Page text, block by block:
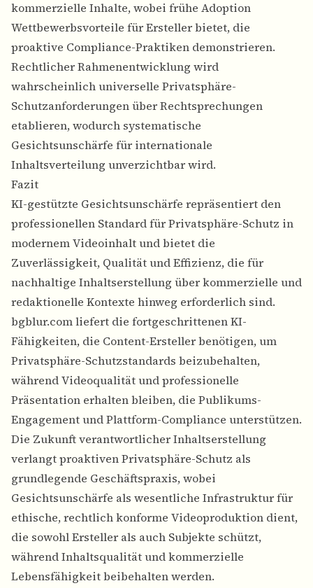
kommerzielle Inhalte, wobei frühe Adoption
Wettbewerbsvorteile für Ersteller bietet, die
proaktive Compliance-Praktiken demonstrieren.
Rechtlicher Rahmenentwicklung wird
wahrscheinlich universelle Privatsphäre-
Schutzanforderungen über Rechtsprechungen
etablieren, wodurch systematische
Gesichtsunschärfe für internationale
Inhaltsverteilung unverzichtbar wird.
Fazit
KI-gestützte Gesichtsunschärfe repräsentiert den
professionellen Standard für Privatsphäre-Schutz in
modernem Videoinhalt und bietet die
Zuverlässigkeit, Qualität und Effizienz, die für
nachhaltige Inhaltserstellung über kommerzielle und
redaktionelle Kontexte hinweg erforderlich sind.
bgblur.com liefert die fortgeschrittenen KI-
Fähigkeiten, die Content-Ersteller benötigen, um
Privatsphäre-Schutzstandards beizubehalten,
während Videoqualität und professionelle
Präsentation erhalten bleiben, die Publikums-
Engagement und Plattform-Compliance unterstützen.
Die Zukunft verantwortlicher Inhaltserstellung
verlangt proaktiven Privatsphäre-Schutz als
grundlegende Geschäftspraxis, wobei
Gesichtsunschärfe als wesentliche Infrastruktur für
ethische, rechtlich konforme Videoproduktion dient,
die sowohl Ersteller als auch Subjekte schützt,
während Inhaltsqualität und kommerzielle
Lebensfähigkeit beibehalten werden.